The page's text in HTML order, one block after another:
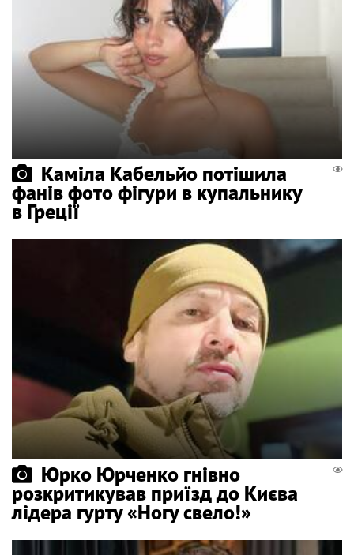
Каміла Кабельйо потішила
фанів фото фігури в купальнику
в Греції
Юрко Юрченко гнівно
розкритикував приїзд до Києва
лідера гурту «Ногу свело!»